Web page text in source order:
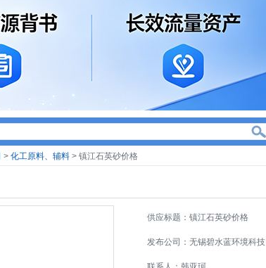
> 化工原料、辅料 > 镇江石英砂价格
供应标题：镇江石英砂价格
发布公司：无锡碧水蓝环境科技